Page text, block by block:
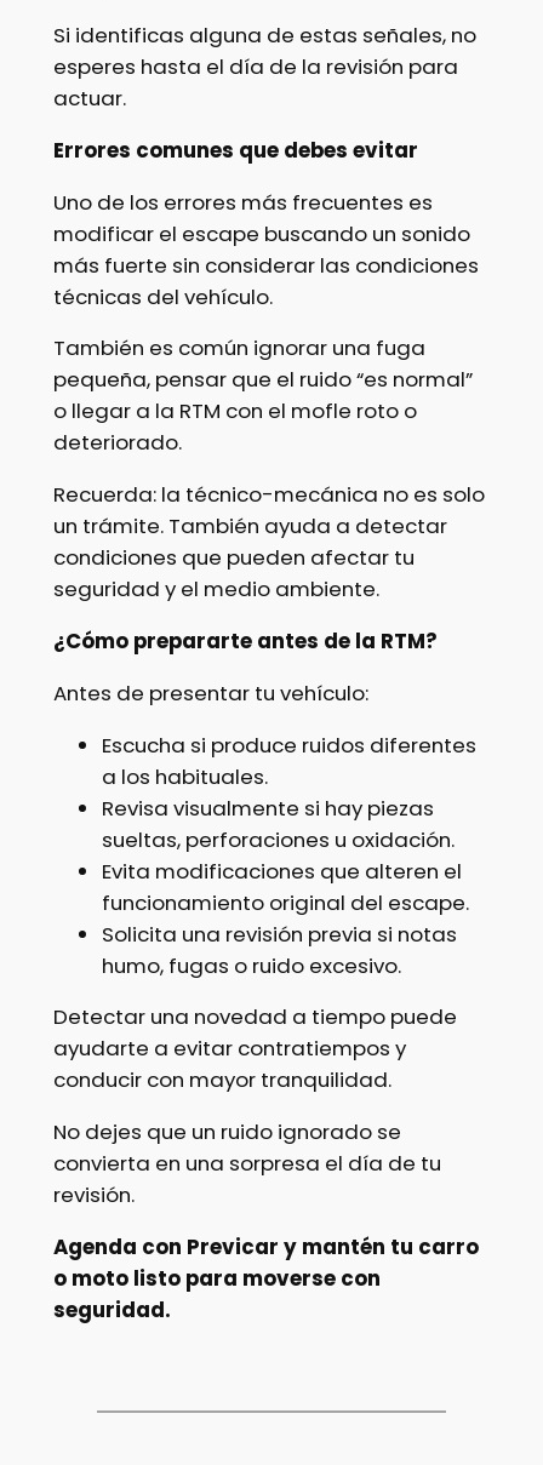
Si identificas alguna de estas señales, no
esperes hasta el día de la revisión para
actuar.
Errores comunes que debes evitar
Uno de los errores más frecuentes es
modificar el escape buscando un sonido
más fuerte sin considerar las condiciones
técnicas del vehículo.
También es común ignorar una fuga
pequeña, pensar que el ruido “es normal”
o llegar a la RTM con el mofle roto o
deteriorado.
Recuerda: la técnico-mecánica no es solo
un trámite. También ayuda a detectar
condiciones que pueden afectar tu
seguridad y el medio ambiente.
¿Cómo prepararte antes de la RTM?
Antes de presentar tu vehículo:
Escucha si produce ruidos diferentes
a los habituales.
Revisa visualmente si hay piezas
sueltas, perforaciones u oxidación.
Evita modificaciones que alteren el
funcionamiento original del escape.
Solicita una revisión previa si notas
humo, fugas o ruido excesivo.
Detectar una novedad a tiempo puede
ayudarte a evitar contratiempos y
conducir con mayor tranquilidad.
No dejes que un ruido ignorado se
convierta en una sorpresa el día de tu
revisión.
Agenda con Previcar y mantén tu carro
o moto listo para moverse con
seguridad.